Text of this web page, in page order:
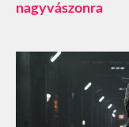
nagyvászonra